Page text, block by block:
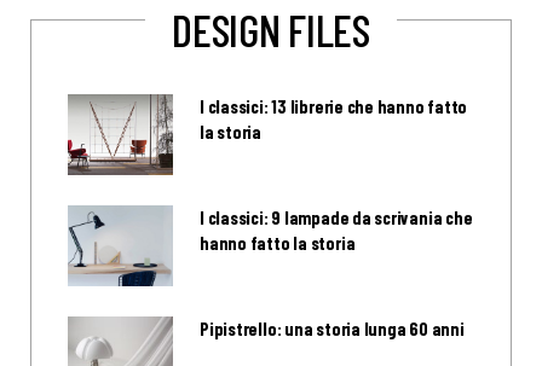
DESIGN FILES
I classici: 13 librerie che hanno fatto
la storia
I classici: 9 lampade da scrivania che
hanno fatto la storia
Pipistrello: una storia lunga 60 anni